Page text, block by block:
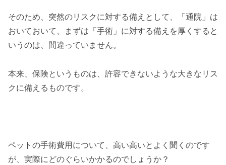
そのため、突然のリスクに対する備えとして、「通院」は
おいておいて、まずは「手術」に対する備えを厚くすると
いうのは、間違っていません。
本来、保険というものは、許容できないような大きなリス
クに備えるものです。
ペットの手術費用について、高い高いとよく聞くのです
が、実際にどのぐらいかかるのでしょうか？